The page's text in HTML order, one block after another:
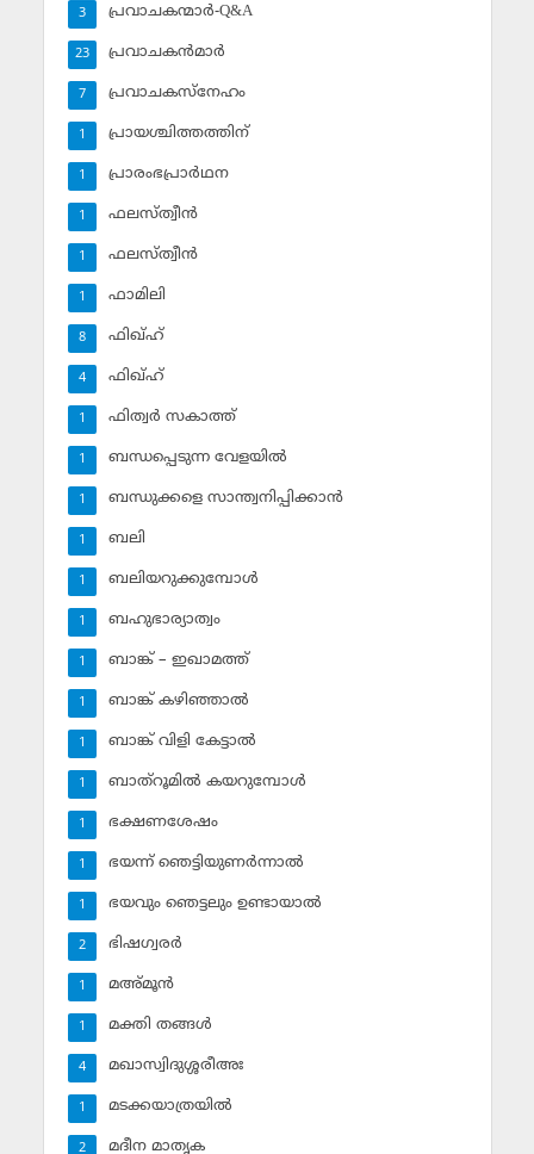
പ്രവാചകന്മാര്‍-Q&A
3
പ്രവാചകന്‍മാര്‍
23
പ്രവാചകസ്‌നേഹം
7
പ്രായശ്ചിത്തത്തിന്
1
പ്രാരംഭപ്രാര്‍ഥന
1
ഫലസ്ത്വീൻ
1
ഫലസ്ത്വീൻ
1
ഫാമിലി
1
ഫിഖ്ഹ്
8
ഫിഖ്ഹ്‌
4
ഫിത്വര്‍ സകാത്ത്‌
1
ബന്ധപ്പെടുന്ന വേളയില്‍
1
ബന്ധുക്കളെ സാന്ത്വനിപ്പിക്കാന്‍
1
ബലി
1
ബലിയറുക്കുമ്പോള്‍
1
ബഹുഭാര്യാത്വം
1
ബാങ്ക് – ഇഖാമത്ത്
1
ബാങ്ക് കഴിഞ്ഞാല്‍
1
ബാങ്ക് വിളി കേട്ടാല്‍
1
ബാത്‌റൂമില്‍ കയറുമ്പോള്‍
1
ഭക്ഷണശേഷം
1
ഭയന്ന് ഞെട്ടിയുണര്‍ന്നാല്‍
1
ഭയവും ഞെട്ടലും ഉണ്ടായാല്‍
1
ഭിഷഗ്വരര്‍
2
മഅ്മൂന്‍
1
മക്തി തങ്ങള്‍
1
മഖാസ്വിദുശ്ശരീഅഃ
4
മടക്കയാത്രയില്‍
1
മദീന മാതൃക
2